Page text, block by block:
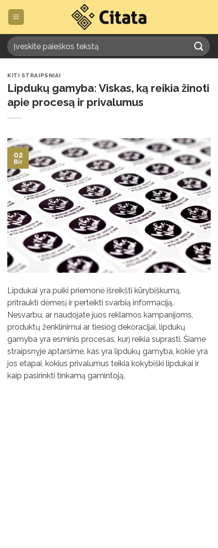
KITI STRAIPSNIAI
Lipdukų gamyba: Viskas, ką reikia žinoti
apie procesą ir privalumus
02
Bir
Lipdukai yra puiki priemonė išreikšti kūrybiškumą,
pritraukti dėmesį ir perteikti svarbią informaciją.
Nesvarbu, ar naudojate juos reklamos kampanijoms,
produktų ženklinimui ar tiesiog dekoracijai, lipdukų
gamyba yra esminis procesas, kurį reikia suprasti. Šiame
straipsnyje aptarsime, kas yra lipdukų gamyba, kokie yra
jos etapai, kokius privalumus teikia kokybiški lipdukai ir
kaip pasirinkti tinkamą gamintoją.